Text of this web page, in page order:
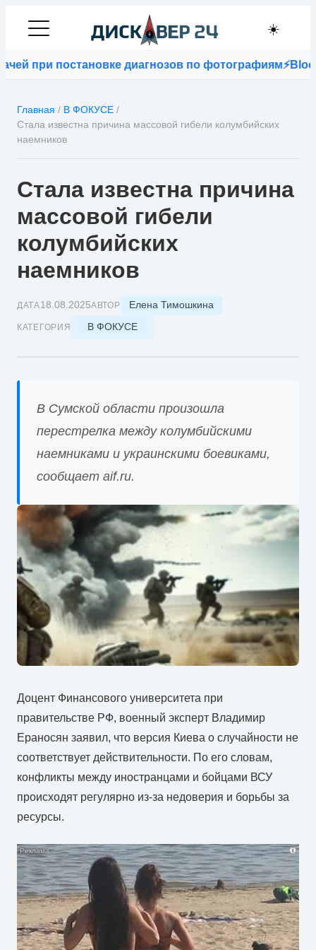
☀️
постановке диагнозов по фотографиям⚡Bloomberg:
Главная / В ФОКУСЕ /
Стала известна причина массовой гибели колумбийских
наемников
Стала известна причина
массовой гибели
колумбийских
наемников
ДАТА18.08.2025АВТОР Елена Тимошкина
КАТЕГОРИЯ В ФОКУСЕ
В Сумской области произошла
перестрелка между колумбийскими
наемниками и украинскими боевиками,
сообщает aif.ru.
Доцент Финансового университета при
правительстве РФ, военный эксперт Владимир
Ераносян заявил, что версия Киева о случайности не
соответствует действительности. По его словам,
конфликты между иностранцами и бойцами ВСУ
происходят регулярно из-за недоверия и борьбы за
ресурсы.
i